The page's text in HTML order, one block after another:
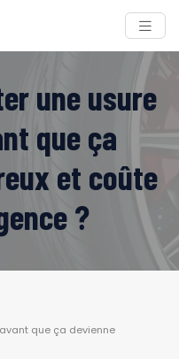
une usure
que ça
et coûte
?
que ça devienne